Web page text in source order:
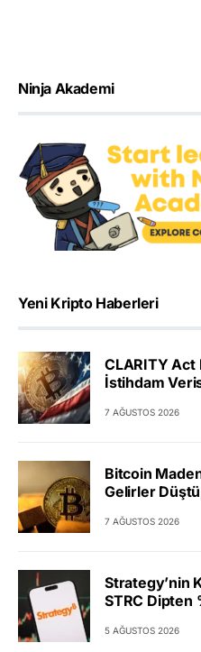
Ninja Akademi
Yeni Kripto Haberleri
CLARITY Act
İstihdam
7 AĞUSTOS 2026
Bitcoin
Gelirler
7 AĞUSTOS 2026
Strategy’nin
STRC Dipten
5 AĞUSTOS 2026